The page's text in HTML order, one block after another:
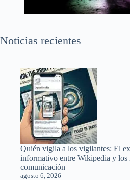
Noticias recientes
Quién vigila a los vigilantes: El
informativo entre Wikipedia y los
comunicación
agosto 6, 2026